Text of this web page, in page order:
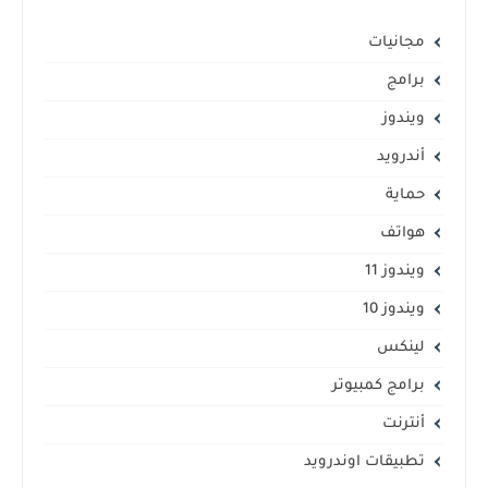
مجانيات
برامج
ويندوز
أندرويد
حماية
هواتف
ويندوز 11
ويندوز 10
لينكس
برامج كمبيوتر
أنترنت
تطبيقات اوندرويد